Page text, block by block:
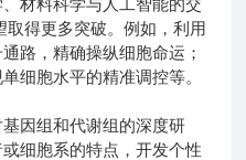
取得更多突破。例如，利用
路，精确操纵细胞命运；
细胞水平的精准调控等。
因组和代谢组的深度研
细胞系的特点，开发个性